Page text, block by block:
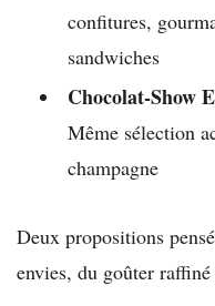
confitures,
sandwiches
Chocolat-Show
Même sélection
champagne
Deux propositions
envies, du goûter